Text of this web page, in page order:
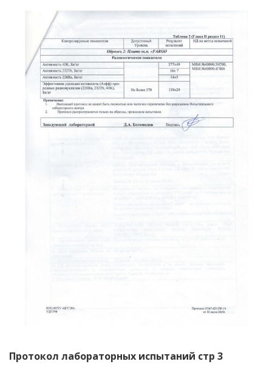
Протокол лабораторных испытаний стр 3